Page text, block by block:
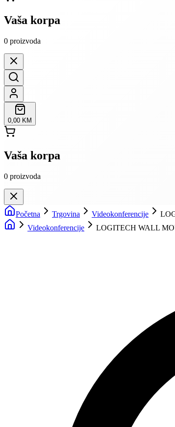
Vaša korpa
0 proizvoda
0,00 KM
Vaša korpa
0 proizvoda
Početna Trgovina Videokonferencije
Videokonferencije
LOGITECH WALL